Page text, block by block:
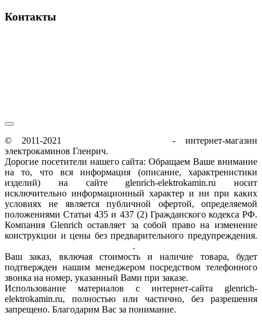
Контакты
© 2011-2021
- интернет-магазин
электрокаминов Гленрич.
Дорогие посетители нашего сайта: Обращаем Ваше внимание
на то, что вся информация (описание, характренистики
изделий) на сайте glenrich-elektrokamin.ru носит
исключительно информационный характер и ни при каких
условиях не является публичной офертой, определяемой
положениями Статьи 435 и 437 (2) Гражданского кодекса РФ.
Компания Glenrich оставляет за собой право на изменение
конструкции и цены без предварительного предупреждения.
.
Ваш заказ, включая стоимость и наличие товара, будет
подтвержден нашим менеджером посредством телефонного
звонка на номер, указанный Вами при заказе.
Использование материалов с интернет-сайта glenrich-
elektrokamin.ru, полностью или частично, без разрешения
запрещено. Благодарим Вас за понимание.